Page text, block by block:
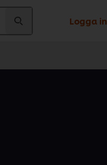
Logga in